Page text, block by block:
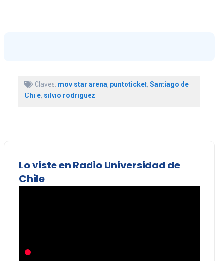
Claves: movistar arena, puntoticket, Santiago de
Chile, silvio rodríguez
Lo viste en Radio Universidad de
Chile